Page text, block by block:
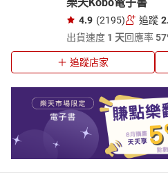
4.9 (2195) 追蹤
出貨速度 1 天回應率
追蹤店家